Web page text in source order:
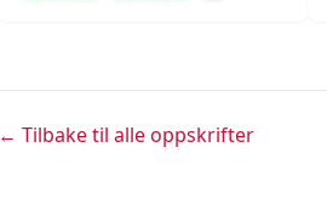
← Tilbake til alle oppskrifter